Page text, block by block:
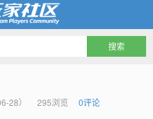
28） 295浏览 0评论